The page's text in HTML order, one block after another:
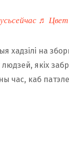
♬ Цвет
хадзілі на
якіх
час, каб